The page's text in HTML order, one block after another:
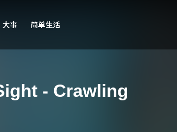
大事 简单生活
- Crawling